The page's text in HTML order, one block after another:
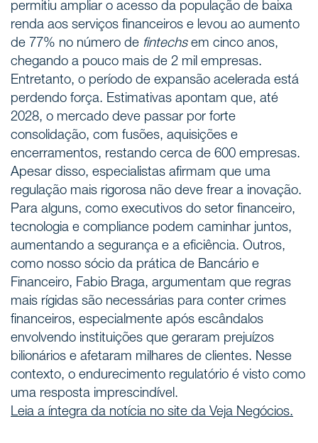
permitiu ampliar o acesso da população de baixa
renda aos serviços financeiros e levou ao aumento
de 77% no número de fintechsem cinco anos,
chegando a pouco mais de 2 mil empresas.
Entretanto, o período de expansão acelerada está
perdendo força. Estimativas apontam que, até
2028, o mercado deve passar por forte
consolidação, com fusões, aquisições e
encerramentos, restando cerca de 600 empresas.
Apesar disso, especialistas afirmam que uma
regulação mais rigorosa não deve frear a inovação.
Para alguns, como executivos do setor financeiro,
tecnologia e compliance podem caminhar juntos,
aumentando a segurança e a eficiência. Outros,
como nosso sócio da prática de Bancário e
Financeiro, Fabio Braga, argumentam que regras
mais rígidas são necessárias para conter crimes
financeiros, especialmente após escândalos
envolvendo instituições que geraram prejuízos
bilionários e afetaram milhares de clientes. Nesse
contexto, o endurecimento regulatório é visto como
uma resposta imprescindível.
Leia a íntegra da notícia no site da Veja Negócios.